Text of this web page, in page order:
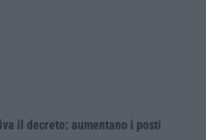
il decreto: aumentano i posti